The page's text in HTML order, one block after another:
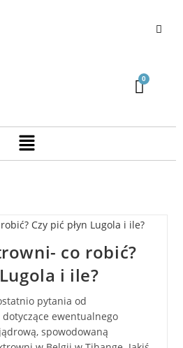
co robić?
i ile?
pytania od
ewentualnego
spowodowaną